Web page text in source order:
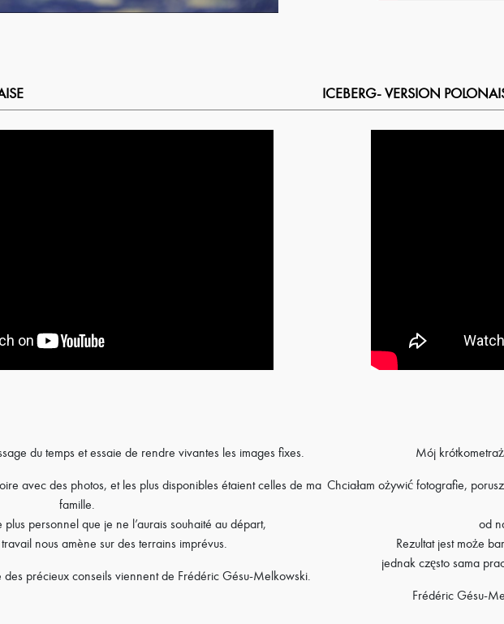
du temps et essaie de rendre vivantes les images fixes.
avec des photos, et les plus disponibles étaient celles de ma
famille.
plus personnel que je ne l’aurais souhaité au départ,
nous amène sur des terrains imprévus.
des précieux conseils viennent de Frédéric Gésu-Melkowski.
ICEBERG- VERSION
Mój
Chciałam ożywić fotografie,
od
Rezultat jest może
jednak często sama
Frédéric Gésu-